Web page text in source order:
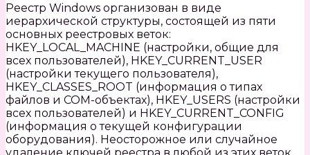
Реестр Windows организован в виде
иерархической структуры, состоящей из пяти
основных реестровых веток:
HKEY_LOCAL_MACHINE (настройки, общие для
всех пользователей), HKEY_CURRENT_USER
(настройки текущего пользователя),
HKEY_CLASSES_ROOT (информация о типах
файлов и COM-объектах), HKEY_USERS (настройки
всех пользователей) и HKEY_CURRENT_CONFIG
(информация о текущей конфигурации
оборудования). Неосторожное или случайное
удаление ключей реестра в любой из этих веток